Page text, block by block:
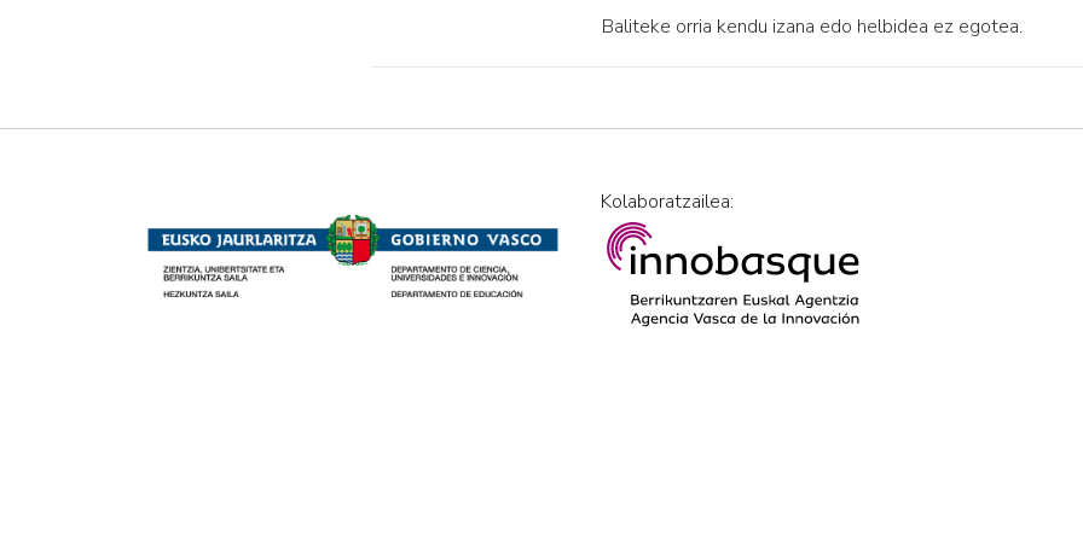
Baliteke orria kendu izana edo helbidea ez egotea.
Kolaboratzailea: